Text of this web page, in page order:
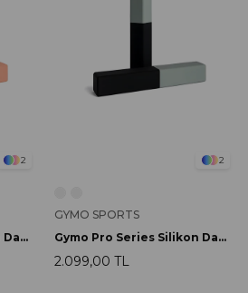
2
Gymo Pro Series Silikon Dambıl Lipstick 2x1kg Somon
2
GYMO SPORTS
Gymo Pro Series Silikon Dambıl Lipstick 2x1kg Nane Yeşili
2.099,00 TL